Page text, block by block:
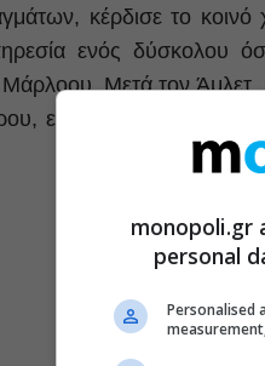
κέρδισε το κοινό
ενός δύσκολου
Μάρλοου. Μετά τον
επιλέγοντας ένα
monopoli.gr
personal
Personalised